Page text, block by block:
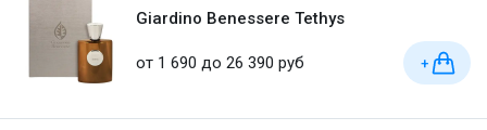
Giardino Benessere Tethys
от 1 690 до 26 390 руб +